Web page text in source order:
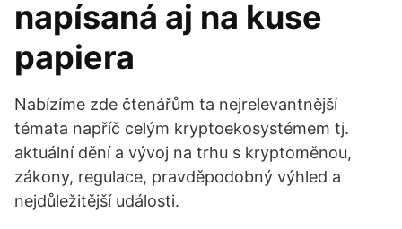
napísaná aj na kuse
papiera
Nabízíme zde čtenářům ta nejrelevantnější
témata napříč celým kryptoekosystémem tj.
aktuální dění a vývoj na trhu s kryptoměnou,
zákony, regulace, pravděpodobný výhled a
nejdůležitější události.